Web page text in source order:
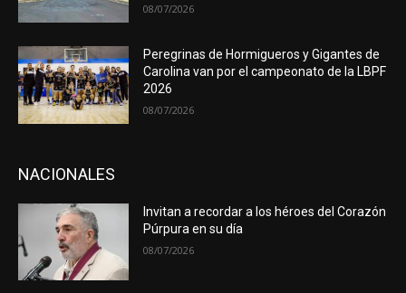
08/07/2026
Peregrinas de Hormigueros y Gigantes de
Carolina van por el campeonato de la LBPF
2026
08/07/2026
NACIONALES
Invitan a recordar a los héroes del Corazón
Púrpura en su día
08/07/2026